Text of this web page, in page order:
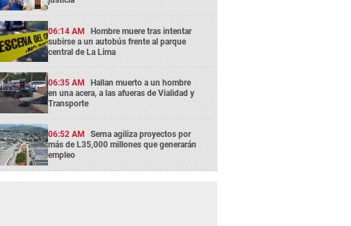
06:14 AM Hombre muere tras intentar
subirse a un autobús frente al parque
central de La Lima
06:35 AM Hallan muerto a un hombre
en una acera, a las afueras de Vialidad y
Transporte
06:52 AM Serna agiliza proyectos por
más de L35,000 millones que generarán
empleo